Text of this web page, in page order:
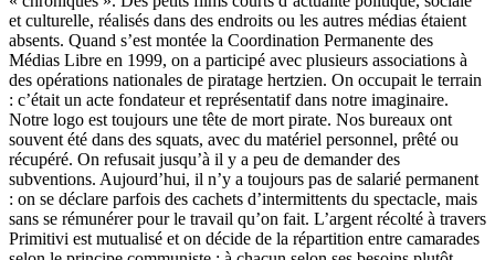
et culturelle, réalisés dans des endroits ou les autres médias étaient
absents. Quand s’est montée la Coordination Permanente des
Médias Libre en 1999, on a participé avec plusieurs associations à
des opérations nationales de piratage hertzien. On occupait le terrain
: c’était un acte fondateur et représentatif dans notre imaginaire.
Notre logo est toujours une tête de mort pirate. Nos bureaux ont
souvent été dans des squats, avec du matériel personnel, prêté ou
récupéré. On refusait jusqu’à il y a peu de demander des
subventions. Aujourd’hui, il n’y a toujours pas de salarié permanent
: on se déclare parfois des cachets d’intermittents du spectacle, mais
sans se rémunérer pour le travail qu’on fait. L’argent récolté à travers
Primitivi est mutualisé et on décide de la répartition entre camarades